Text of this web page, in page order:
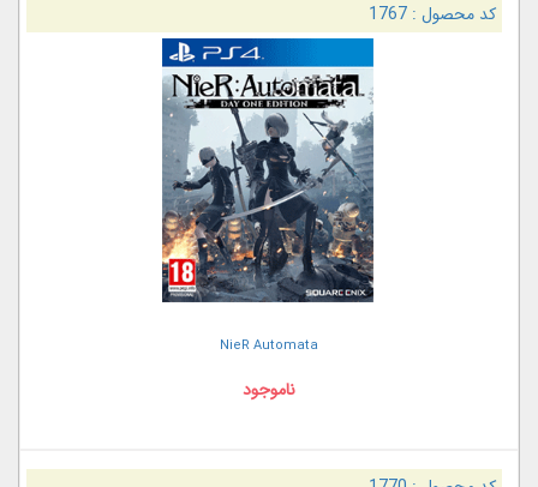
کد محصول :1767
NieR Automata
ناموجود